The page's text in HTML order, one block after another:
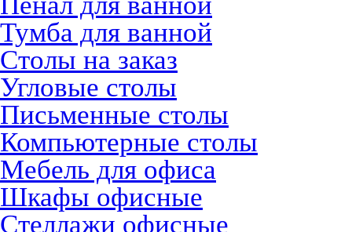
Тумба для ванной
Столы на заказ
Угловые столы
Письменные столы
Компьютерные столы
Мебель для офиса
Шкафы офисные
Стеллажи офисные